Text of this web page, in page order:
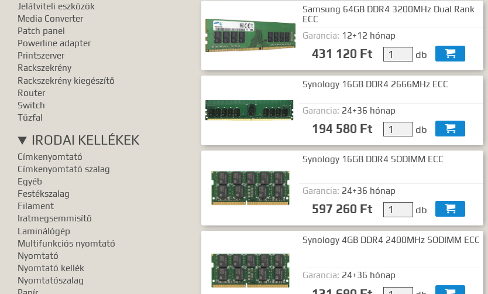
Jelátviteli eszközök
Media Converter
Patch panel
Powerline adapter
Printszerver
Rackszekrény
Rackszekrény kiegészítő
Router
Switch
Tűzfal
IRODAI KELLÉKEK
Címkenyomtató
Címkenyomtató szalag
Egyéb
Festékszalag
Filament
Iratmegsemmisítő
Laminálógép
Multifunkciós nyomtató
Nyomtató
Nyomtató kellék
Nyomtatószalag
Samsung 64GB DDR4 3200MHz Dual Rank
ECC
Garancia: 12+12 hónap
431 120 Ft db 
Synology 16GB DDR4 2666MHz ECC
Garancia: 24+36 hónap
194 580 Ft db 
Synology 16GB DDR4 SODIMM ECC
Garancia: 24+36 hónap
597 260 Ft db 
Synology 4GB DDR4 2400MHz SODIMM ECC
Garancia: 24+36 hónap